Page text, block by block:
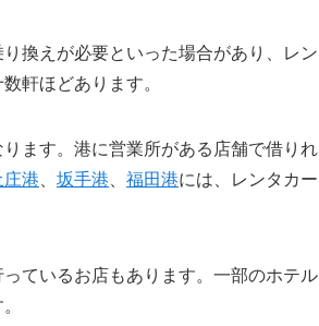
換えが必要といった場合があり、レン
軒ほどあります。
ます。港に営業所がある店舗で借りれ
庄港 坂手港 福田港には、レンタカー
ているお店もあります。一部のホテル